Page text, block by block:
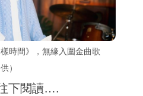
時間》，無緣入圍金曲歌
）
下閱讀….